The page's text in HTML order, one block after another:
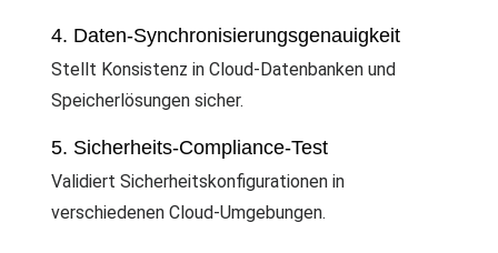
4. Daten-Synchronisierungsgenauigkeit
Stellt Konsistenz in Cloud-Datenbanken und
Speicherlösungen sicher.
5. Sicherheits-Compliance-Test
Validiert Sicherheitskonfigurationen in
verschiedenen Cloud-Umgebungen.